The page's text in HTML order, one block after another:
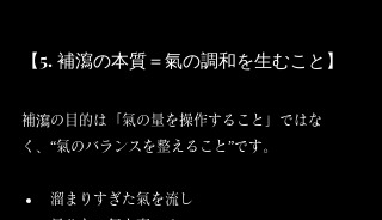
【5. 補瀉の本質＝氣の調和を生むこと】
補瀉の目的は「氣の量を操作すること」ではな
く、“氣のバランスを整えること”です。
溜まりすぎた氣を流し